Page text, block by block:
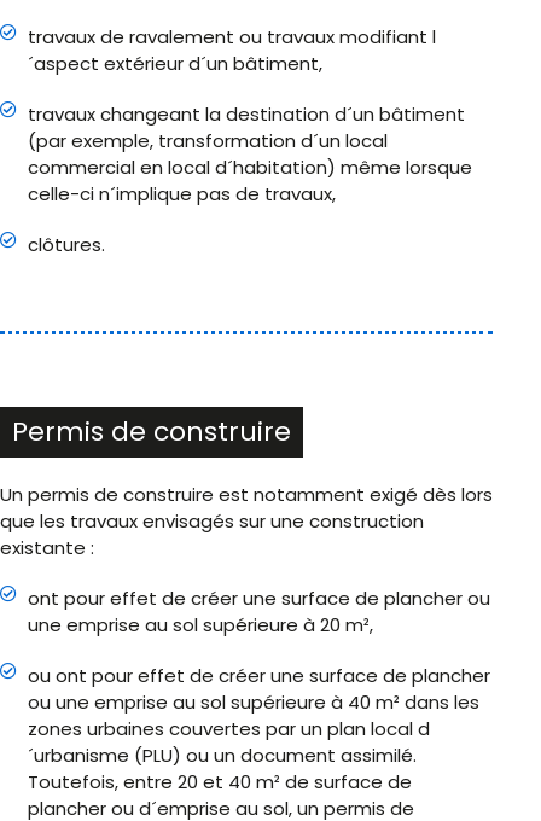
travaux de ravalement ou travaux modifiant l
´aspect extérieur d´un bâtiment,
travaux changeant la destination d´un bâtiment
(par exemple, transformation d´un local
commercial en local d´habitation) même lorsque
celle-ci n´implique pas de travaux,
clôtures.
Permis de construire
Un permis de construire est notamment exigé dès lors
que les travaux envisagés sur une construction
existante :
ont pour effet de créer une surface de plancher ou
une emprise au sol supérieure à 20 m²,
ou ont pour effet de créer une surface de plancher
ou une emprise au sol supérieure à 40 m² dans les
zones urbaines couvertes par un plan local d
´urbanisme (PLU) ou un document assimilé.
Toutefois, entre 20 et 40 m² de surface de
plancher ou d´emprise au sol, un permis de